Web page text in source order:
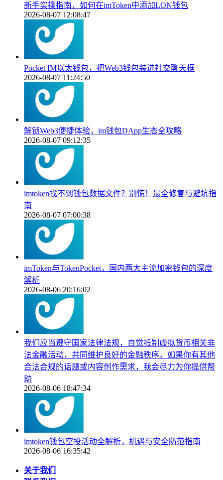
新手实操指南，如何在imToken中添加LON钱包
2026-08-07 12:08:47
Pocket IM以太钱包，把Web3钱包装进社交聊天框
2026-08-07 11:24:50
解锁Web3便捷体验，im钱包DApp生态全攻略
2026-08-07 09:12:35
imtoken找不到钱包数据文件？别慌！最全修复与避坑指
南
2026-08-07 07:00:38
imToken与TokenPocket，国内两大主流加密钱包的深度
解析
2026-08-06 20:16:02
我们应当遵守国家法律法规，自觉抵制虚拟货币相关非
法金融活动，共同维护良好的金融秩序。如果你有其他
合法合规的话题或内容创作需求，我会尽力为你提供帮
助
2026-08-06 18:47:34
imtoken钱包空投活动全解析，机遇与安全防范指南
2026-08-06 16:35:42
关于我们